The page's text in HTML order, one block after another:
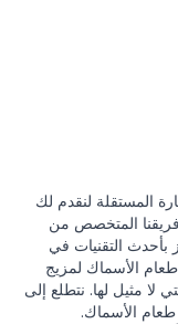
المستقلة لنقدم لك
المتخصص من
بأحدث التقنيات في
الأسماك لمزيج
لا مثيل لها. نتطلع إلى
الأسماك.